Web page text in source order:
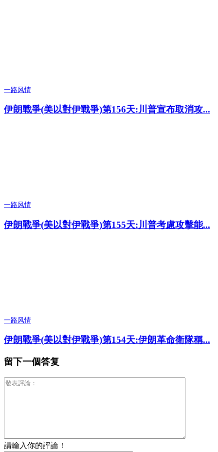
一路风情
伊朗戰爭(美以對伊戰爭)第156天:川普宣布取消攻...
一路风情
伊朗戰爭(美以對伊戰爭)第155天:川普考慮攻擊能...
一路风情
伊朗戰爭(美以對伊戰爭)第154天:伊朗革命衛隊稱...
留下一個答复
請輸入你的評論！